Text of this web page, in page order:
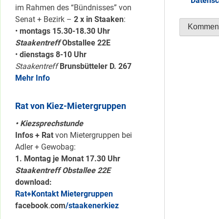
im Rahmen des “Bündnisses” von
Senat + Bezirk – 2 x in Staaken:
• montags 15.30-18.30 Uhr
Staakentreff Obstallee 22E
• dienstags 8-10 Uhr
Staakentreff Brunsbütteler D. 267
Mehr Info
Rat von Kiez-Mietergruppen
• Kiezsprechstunde
Infos + Rat von Mietergruppen bei
Adler + Gewobag:
1. Montag je Monat 17.30 Uhr
Staakentreff Obstallee 22E
download:
Rat+Kontakt Mietergruppen
facebook.com/staakenerkiez